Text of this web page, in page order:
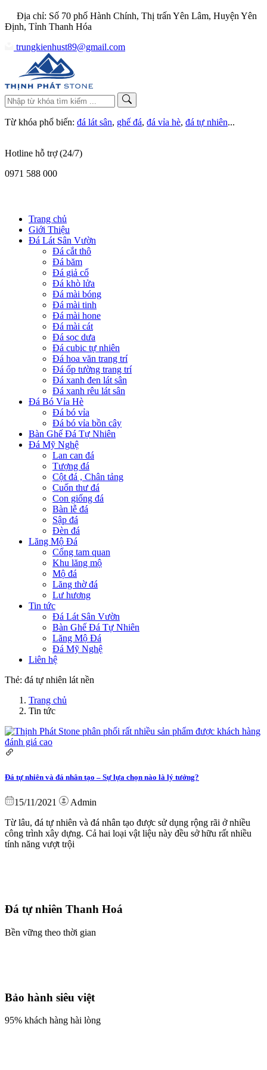
Địa chỉ: Số 70 phố Hành Chính, Thị trấn Yên Lâm, Huyện Yên
Định, Tỉnh Thanh Hóa
trungkienhust89@gmail.com
Từ khóa phổ biến: đá lát sân, ghế đá, đá vỉa hè, đá tự nhiên...
Hotline hỗ trợ (24/7)
0971 588 000
Trang chủ
Giới Thiệu
Đá Lát Sân Vườn
Đá cắt thô
Đá băm
Đá giả cổ
Đá khò lửa
Đá mài bóng
Đá mài tinh
Đá mài hone
Đá mài cát
Đá sọc dưa
Đá cubic tự nhiên
Đá hoa văn trang trí
Đá ốp tường trang trí
Đá xanh đen lát sân
Đá xanh rêu lát sân
Đá Bó Vỉa Hè
Đá bó vỉa
Đá bó vỉa bồn cây
Bàn Ghế Đá Tự Nhiên
Đá Mỹ Nghệ
Lan can đá
Tượng đá
Cột đá , Chân tảng
Cuốn thư đá
Con giống đá
Bàn lễ đá
Sập đá
Đèn đá
Lăng Mộ Đá
Cổng tam quan
Khu lăng mộ
Mộ đá
Lăng thờ đá
Lư hương
Tin tức
Đá Lát Sân Vườn
Bàn Ghế Đá Tự Nhiên
Lăng Mộ Đá
Đá Mỹ Nghệ
Liên hệ
Thẻ: đá tự nhiên lát nền
Trang chủ
Tin tức
Đá tự nhiên và đá nhân tạo – Sự lựa chọn nào là lý tưởng?
15/11/2021
Admin
Từ lâu, đá tự nhiên và đá nhân tạo được sử dụng rộng rãi ở nhiều
công trình xây dựng. Cả hai loại vật liệu này đều sở hữu rất nhiều
tính năng vượt trội
Đá tự nhiên Thanh Hoá
Bền vững theo thời gian
Bảo hành siêu việt
95% khách hàng hài lòng